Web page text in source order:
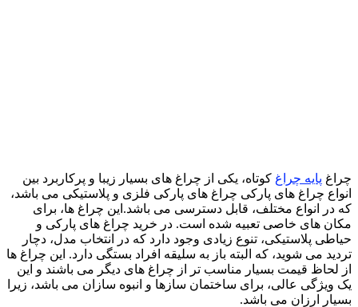
پایه چراغ
کوتاه، یکی از چراغ های بسیار زیبا و پرکاربرد بین
چراغ های پارکی چراغ های پارکی فلزی و پلاستیکی می باشد،
در انواع مختلف، قابل دسترسی می باشد.این چراغ ها، برای
های خاصی تعبیه شده است. در خرید چراغ های پارکی و
پلاستیکی، تنوع زیادی وجود دارد که در انتخاب مدل، دچار
می شوید، که البته باز به سلیقه افراد بستگی دارد. این چراغ ها
لحاظ قیمت بسیار مناسب تر از چراغ های دیگر می باشند و این
ویژگی عالی، برای ساختمان سازها و انبوه سازان می باشد، زیرا
ارزان می باشد.